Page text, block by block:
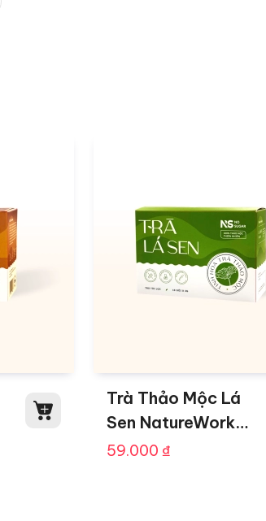
Trà Thảo Mộc Lá
Sen NatureWorks
Hộp 10 Gói
59.000 ₫